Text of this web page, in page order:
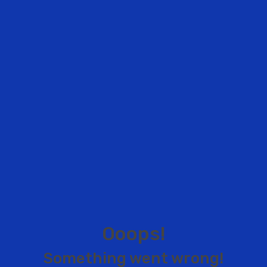
Ooops!
Something went wrong!